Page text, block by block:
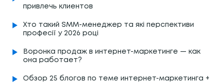
привлечь клиентов
Хто такий SMM-менеджер та які перспективи
професії у 2026 році
Воронка продаж в интернет-маркетинге — как
она работает?
Обзор 25 блогов по теме интернет-маркетинга +